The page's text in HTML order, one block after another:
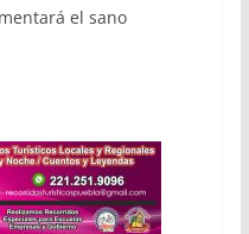
el sano